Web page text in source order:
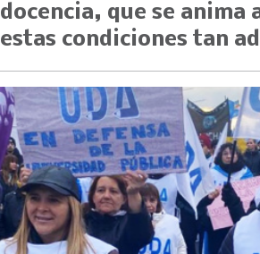
docencia, que se anima
estas condiciones tan